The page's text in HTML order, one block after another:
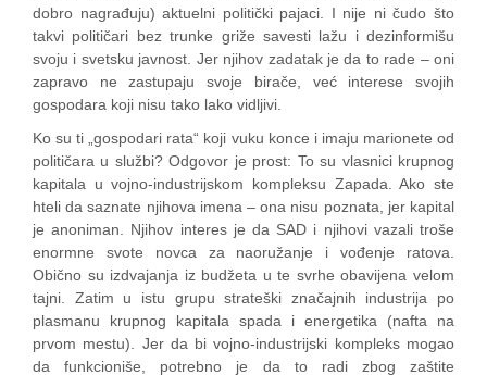
dobro nagrađuju) aktuelni politički pajaci. I nije ni čudo što
takvi političari bez trunke griže savesti lažu i dezinformišu
svoju i svetsku javnost. Jer njihov zadatak je da to rade – oni
zapravo ne zastupaju svoje birače, već interese svojih
gospodara koji nisu tako lako vidljivi.
Ko su ti „gospodari rata“ koji vuku konce i imaju marionete od
političara u službi? Odgovor je prost: To su vlasnici krupnog
kapitala u vojno-industrijskom kompleksu Zapada. Ako ste
hteli da saznate njihova imena – ona nisu poznata, jer kapital
je anoniman. Njihov interes je da SAD i njihovi vazali troše
enormne svote novca za naoružanje i vođenje ratova.
Obično su izdvajanja iz budžeta u te svrhe obavijena velom
tajni. Zatim u istu grupu strateški značajnih industrija po
plasmanu krupnog kapitala spada i energetika (nafta na
prvom mestu). Jer da bi vojno-industrijski kompleks mogao
da funkcioniše, potrebno je da to radi zbog zaštite